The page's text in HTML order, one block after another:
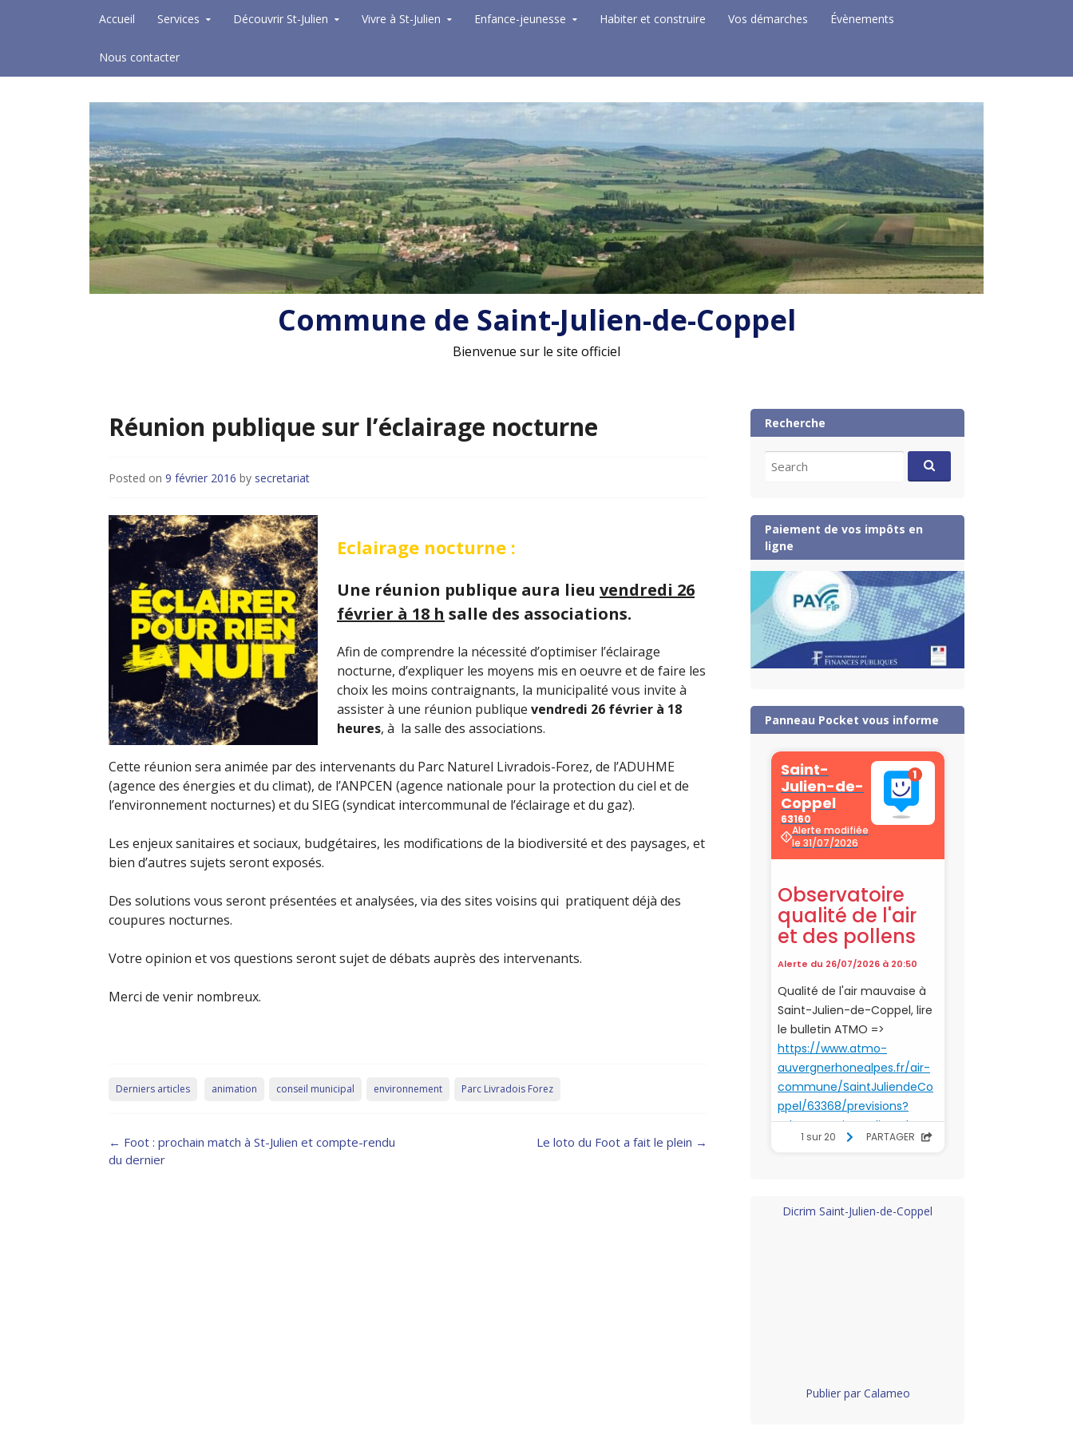
Accueil Services Découvrir St-Julien Vivre à St-Julien Enfance-jeunesse Habiter et construire Vos démarches Évènements
Nous contacter
Commune de Saint-Julien-de-Coppel
Bienvenue sur le site officiel
Réunion publique sur l’éclairage nocturne
Posted on 9 février 2016 by secretariat
Eclairage nocturne :
Une réunion publique aura lieu vendredi 26
février à 18 h salle des associations.
Afin de comprendre la nécessité d’optimiser l’éclairage
nocturne, d’expliquer les moyens mis en oeuvre et de faire les
choix les moins contraignants, la municipalité vous invite à
assister à une réunion publique vendredi 26 février à 18
heures, à la salle des associations.
Cette réunion sera animée par des intervenants du Parc Naturel Livradois-Forez, de l’ADUHME
(agence des énergies et du climat), de l’ANPCEN (agence nationale pour la protection du ciel et de
l’environnement nocturnes) et du SIEG (syndicat intercommunal de l’éclairage et du gaz).
Les enjeux sanitaires et sociaux, budgétaires, les modifications de la biodiversité et des paysages, et
bien d’autres sujets seront exposés.
Des solutions vous seront présentées et analysées, via des sites voisins qui pratiquent déjà des
coupures nocturnes.
Votre opinion et vos questions seront sujet de débats auprès des intervenants.
Merci de venir nombreux.
Derniers articles animation conseil municipal environnement Parc Livradois Forez
Post
navigation
← Foot : prochain match à St-Julien et compte-rendu
du dernier
Le loto du Foot a fait le plein →
Recherche
for:
Paiement de vos impôts en
ligne
Panneau Pocket vous informe
Dicrim Saint-Julien-de-Coppel
Publier par Calameo